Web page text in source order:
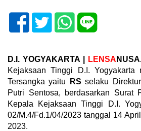
D.I. YOGYAKARTA | LENSA NUSA
Kejaksaan Tinggi D.I. Yogyakarta
Tersangka yaitu
RSselaku
Putri Sentosa, berdasarkan Surat
Kepala Kejaksaan Tinggi D.I.
02/M.4/Fd.1/04/2023 tanggal 14
2023.